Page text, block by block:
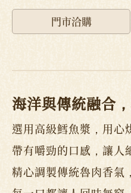
門市洽購
海洋與傳統融合
選用高級鱈魚漿，用心
帶有嚼勁的口感，讓人
精心調製傳統魯肉香氣